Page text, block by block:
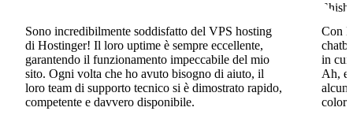
Sono incredibilmente soddisfatto del VPS hosting
di Hostinger! Il loro uptime è sempre eccellente,
garantendo il funzionamento impeccabile del mio
sito. Ogni volta che ho avuto bisogno di aiuto, il
loro team di supporto tecnico si è dimostrato rapido,
competente e davvero disponibile.
Con
in cui
Ah, e
alcun